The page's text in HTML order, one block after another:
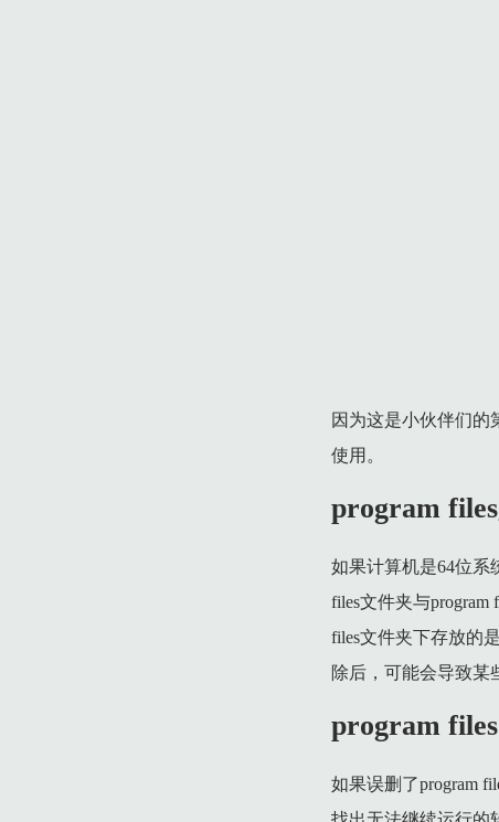
因为这是小伙伴们的
使用。
program
如果计算机是64位系
files文件夹与
files文件夹下存放的
除后，可能会导致某
program
如果误删了program